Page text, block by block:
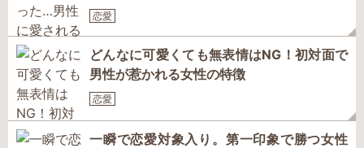
恋愛
どんなに可愛くても無表情はNG！初対面で
男性が惹かれる女性の特徴
恋愛
一瞬で恋愛対象入り。第一印象で勝つ女性